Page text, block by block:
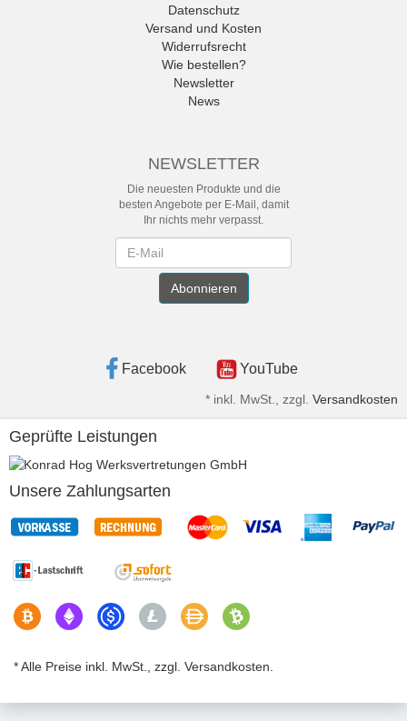
Datenschutz
Versand und Kosten
Widerrufsrecht
Wie bestellen?
Newsletter
News
NEWSLETTER
Die neuesten Produkte und die
besten Angebote per E-Mail, damit
Ihr nichts mehr verpasst.
Abonnieren
Facebook YouTube
* inkl. MwSt., zzgl. Versandkosten
Geprüfte Leistungen
Unsere Zahlungsarten
* Alle Preise inkl. MwSt., zzgl. Versandkosten.